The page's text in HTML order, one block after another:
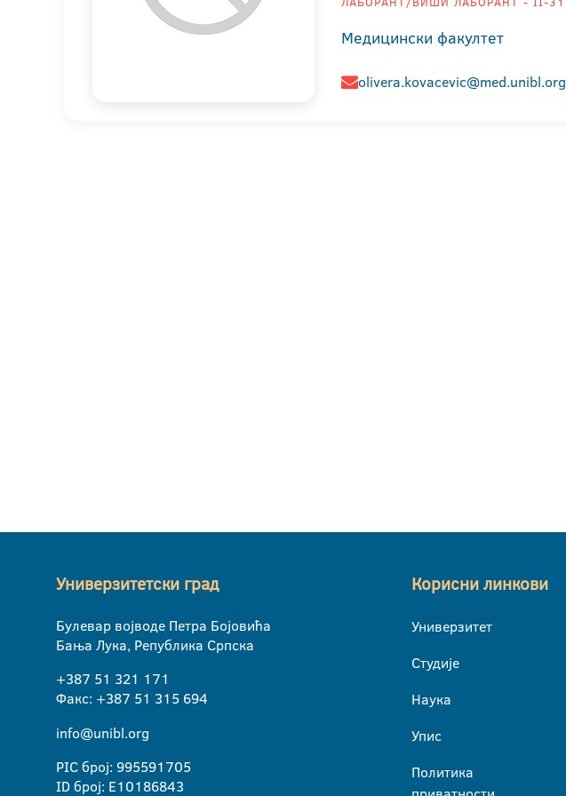
Медицински факултет
olivera.kovacevic@med.unibl.org
Универзитетски град
Булевар војводе Петра Бојовића
Бања Лука, Република Српска
+387 51 321 171
Факс: +387 51 315 694
info@unibl.org
PIC број: 995591705
ID број: E10186843
Корисни линкови
Универзитет
Студије
Наука
Упис
Политика